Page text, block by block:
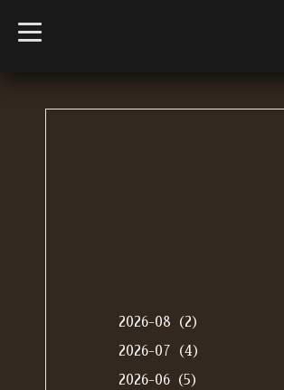
t
o
2026-08（2）
2026-07（4）
2026-06（5）